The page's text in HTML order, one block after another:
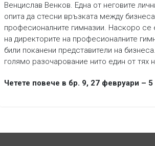
Венцислав Венков. Една от неговите
опита да стесни връзката между
професионалните гимназии. Наскоро
на директорите на професионалните
били поканени представители на
голямо разочарование нито един от тях
Четете повече в бр. 9, 27 февруари – 5